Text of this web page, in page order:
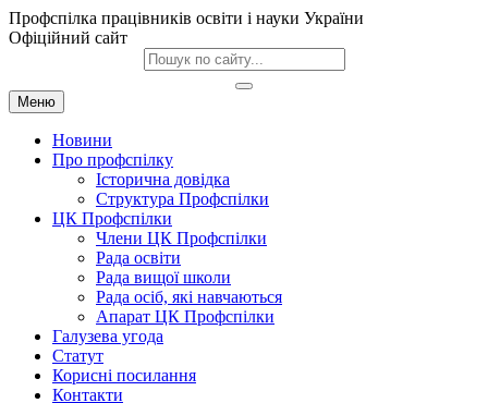
Профспілка працівників освіти і науки України
Офіційний сайт
Меню
Новини
Про профспілку
Історична довідка
Структура Профспілки
ЦК Профспілки
Члени ЦК Профспілки
Рада освіти
Рада вищої школи
Рада осіб, які навчаються
Апарат ЦК Профспілки
Галузева угода
Статут
Корисні посилання
Контакти